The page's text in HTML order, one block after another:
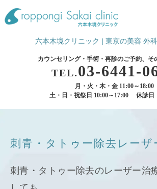
六本木境クリニック | 東京の美容 外
カウンセリング・手術・再診のご予約、そ
TEL.03-6441-
月・火・木・金 11:00～18:00
土・日・祝祭日 10:00～17:00
休診日
刺青・タトゥー除去レーザ
刺青・タトゥー除去のレーザー治